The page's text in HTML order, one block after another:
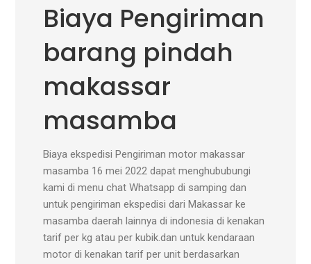
Biaya Pengiriman
barang pindah
makassar
masamba
Biaya ekspedisi Pengiriman motor makassar
masamba 16 mei 2022 dapat menghububungi
kami di menu chat Whatsapp di samping dan
untuk pengiriman ekspedisi dari Makassar ke
masamba daerah lainnya di indonesia di kenakan
tarif per kg atau per kubik.dan untuk kendaraan
motor di kenakan tarif per unit berdasarkan